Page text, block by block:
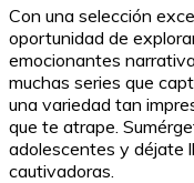
Con una selección
oportunidad de
emocionantes
muchas series que
una variedad tan
que te atrape.
adolescentes y déjate
cautivadoras.